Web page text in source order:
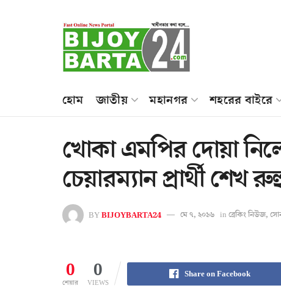
হোম জাতীয় মহানগর শহরের বাইরে
খোকা এমপির দোয়া
চেয়ারম্যান প্রার্থী
BYBIJOYBARTA24 মে ৭, ২০১৬ in ব্রেকিং নিউজ,
0
শেয়ার
0
VIEWS
Share on Facebook